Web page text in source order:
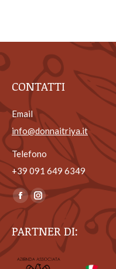
CONTATTI
Email
info@donnaitriya.it
Telefono
+39 ‎091 649 6349
Ci puoi trovare su:
Facebook
page
opens
new
Instagram
page
opens
new
PARTNER DI: